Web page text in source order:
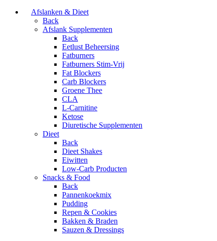
Afslanken & Dieet
Back
Afslank Supplementen
Back
Eetlust Beheersing
Fatburners
Fatburners Stim-Vrij
Fat Blockers
Carb Blockers
Groene Thee
CLA
L-Carnitine
Ketose
Diuretische Supplementen
Dieet
Back
Dieet Shakes
Eiwitten
Low-Carb Producten
Snacks & Food
Back
Pannenkoekmix
Pudding
Repen & Cookies
Bakken & Braden
Sauzen & Dressings